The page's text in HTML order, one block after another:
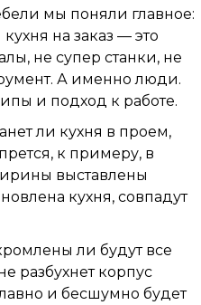
мы поняли главное:
на заказ — это
не супер станки, не
А именно люди.
и подход к работе.
ли кухня в проем,
к примеру, в
выставлены
кухня, совпадут
ли будут все
разбухнет корпус
и бесшумно будет